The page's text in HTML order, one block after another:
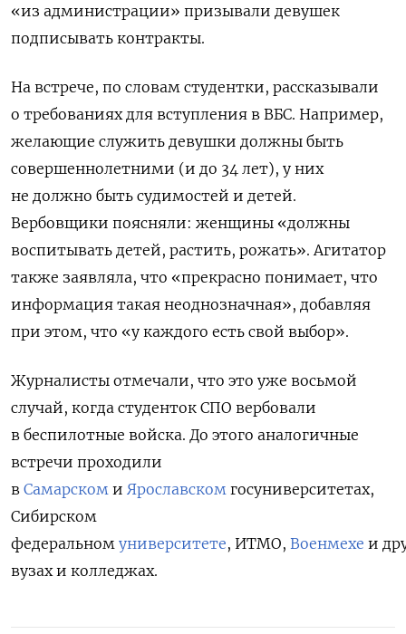
«из администрации» призывали девушек
подписывать контракты.
На встрече, по словам студентки, рассказывали
о требованиях для вступления в ВБС. Например,
желающие служить девушки должны быть
совершеннолетними (и до 34 лет), у них
не должно быть судимостей и детей.
Вербовщики поясняли: женщины «должны
воспитывать детей, растить, рожать». Агитатор
также заявляла, что «прекрасно понимает, что
информация такая неоднозначная», добавляя
при этом, что «у каждого есть свой выбор».
Журналисты отмечали, что это уже восьмой
случай, когда студенток СПО вербовали
в беспилотные войска. До этого аналогичные
встречи проходили
в Самарском и Ярославском госуниверситетах,
Сибирском
федеральном университете, ИТМО, Военмехе и
вузах и колледжах.